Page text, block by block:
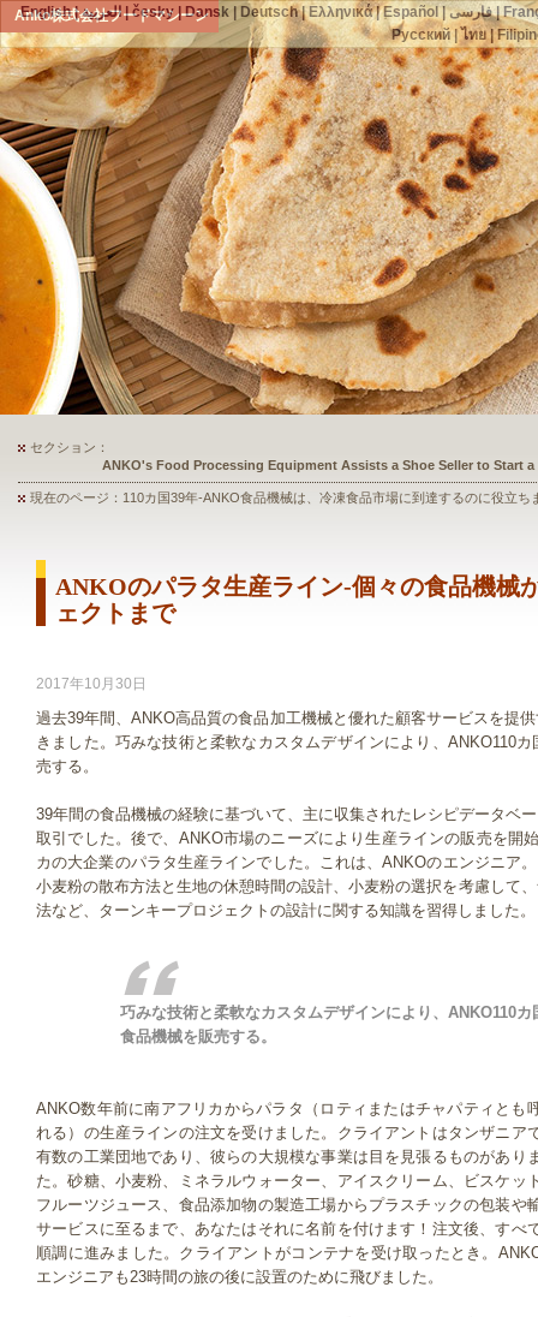
Anko株式会社フードマシーン
セクション：
ANKO's Food Processing Equipment Assists a Shoe Seller to Start
現在のページ：110カ国39年-ANKO食品機械は、冷凍食品市場に到達するのに役立ち
ANKOのパラタ生産ライン-個々の食品機械
ェクトまで
2017年10月30日
過去39年間、ANKO高品質の食品加工機械と優れた顧客サービスを提
きました。巧みな技術と柔軟なカスタムデザインにより、ANKO110
売する。
39年間の食品機械の経験に基づいて、主に収集されたレシピデータベ
取引でした。後で、ANKO市場のニーズにより生産ラインの販売を開
カの大企業のパラタ生産ラインでした。これは、ANKOのエンジニア
小麦粉の散布方法と生地の休憩時間の設計、小麦粉の選択を考慮して
法など、ターンキープロジェクトの設計に関する知識を習得しました。
巧みな技術と柔軟なカスタムデザインにより、ANKO110
食品機械を販売する。
ANKO数年前に南アフリカからパラタ（ロティまたはチャパティとも
れる）の生産ラインの注文を受けました。クライアントはタンザニア
有数の工業団地であり、彼らの大規模な事業は目を見張るものがあり
た。砂糖、小麦粉、ミネラルウォーター、アイスクリーム、ビスケッ
フルーツジュース、食品添加物の製造工場からプラスチックの包装や
サービスに至るまで、あなたはそれに名前を付けます！注文後、すべ
順調に進みました。クライアントがコンテナを受け取ったとき。
エンジニアも23時間の旅の後に設置のために飛びました。
English|العربية|česky|Dansk| Deutsch|Ελληνικά|Español |فارسی|
Русский|ไทย|